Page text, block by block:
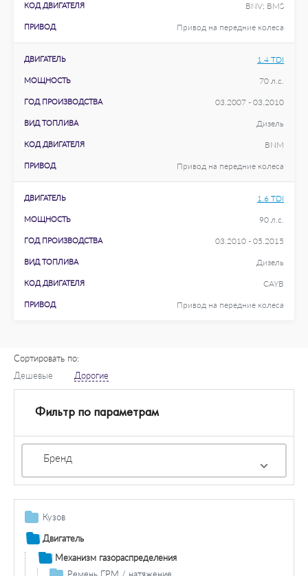
КОД ДВИГАТЕЛЯ BNV; BMS
ПРИВОД Привод на передние колеса
ДВИГАТЕЛЬ 1.4 TDI
МОЩНОСТЬ 70 л.с.
ГОД ПРОИЗВОДСТВА 03.2007 - 03.2010
ВИД ТОПЛИВА Дизель
КОД ДВИГАТЕЛЯ BNM
ПРИВОД Привод на передние колеса
ДВИГАТЕЛЬ 1.6 TDI
МОЩНОСТЬ 90 л.с.
ГОД ПРОИЗВОДСТВА 03.2010 - 05.2015
ВИД ТОПЛИВА Дизель
КОД ДВИГАТЕЛЯ CAYB
ПРИВОД Привод на передние колеса
Сортировать по:
Дешевые
Дорогие
Фильтр по параметрам
Бренд
Кузов
Дополнительная фара / комплектующие
Противотуманная фара лампа накаливания
Фара дальнего света / комплектующие
Система освещения / сигнализация
Задний фонарь / комплектующие
Основная фара / комплектующие
Двигатель
Механизм газораспределения